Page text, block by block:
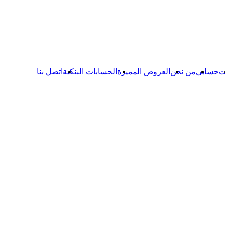
حسابيمن نحن العروض المميزة الحسابات البنكية اتصل بنا